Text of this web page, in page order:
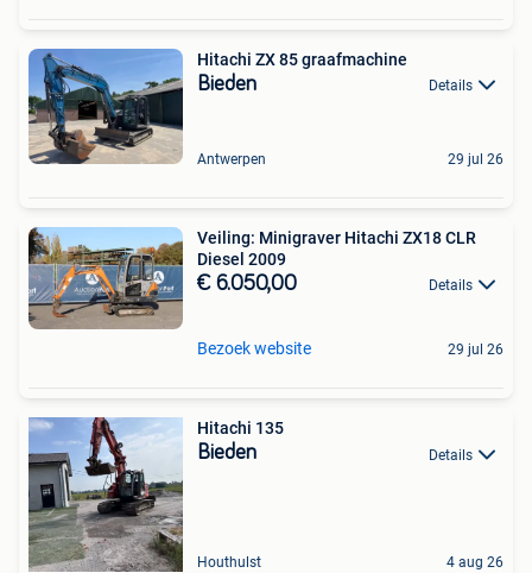
Hitachi ZX 85 graafmachine
Bieden Details
Antwerpen 29 jul 26
Veiling: Minigraver Hitachi ZX18 CLR
Diesel 2009
€ 6.050,00 Details
Bezoek website 29 jul 26
Hitachi 135
Bieden Details
Houthulst 4 aug 26